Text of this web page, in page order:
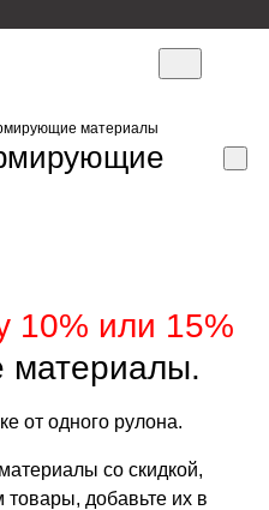
материалы
10% или 15%
от одного рулона.
со скидкой,
добавьте их в